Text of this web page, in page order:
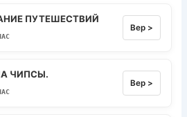
ПУТЕШЕСТВИЙ
Вер >
ЧИПСЫ.
Вер >